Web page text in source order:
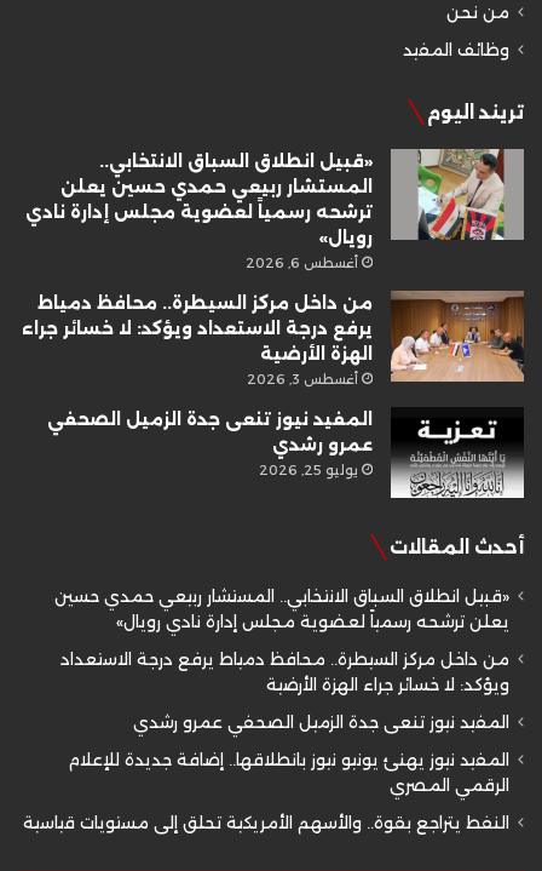
من نحن
وظائف المفيد
تريند اليوم
«قبيل انطلاق السباق الانتخابي..
المستشار ربيعي حمدي حسين يعلن
ترشحه رسمياً لعضوية مجلس إدارة نادي
رويال»
أغسطس 6, 2026
من داخل مركز السيطرة.. محافظ دمياط
يرفع درجة الاستعداد ويؤكد: لا خسائر جراء
الهزة الأرضية
أغسطس 3, 2026
المفيد نيوز تنعى جدة الزميل الصحفي
عمرو رشدي
يوليو 25, 2026
أحدث المقالات
«قبيل انطلاق السباق الانتخابي.. المستشار ربيعي حمدي حسين
يعلن ترشحه رسمياً لعضوية مجلس إدارة نادي رويال»
من داخل مركز السيطرة.. محافظ دمياط يرفع درجة الاستعداد
ويؤكد: لا خسائر جراء الهزة الأرضية
المفيد نيوز تنعى جدة الزميل الصحفي عمرو رشدي
المفيد نيوز يهنئ يونيو نيوز بانطلاقها.. إضافة جديدة للإعلام
الرقمي المصري
النفط يتراجع بقوة.. والأسهم الأمريكية تحلق إلى مستويات قياسية